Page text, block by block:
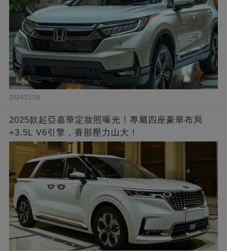
2024/11/18
2025款起亞嘉華定妝照曝光！專屬四座豪華布局
+3.5L V6引擎，賽那壓力山大！